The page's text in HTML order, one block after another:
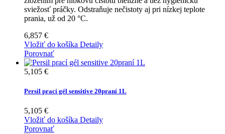
sviežosť práčky. Odstraňuje nečistoty aj pri nízkej teplote
prania, už od 20 °C.
6,857 €
Vložiť do košíka Detaily
Porovnať
5,105 €
Persil prací gél sensitive 20praní 1L
5,105 €
Vložiť do košíka Detaily
Porovnať